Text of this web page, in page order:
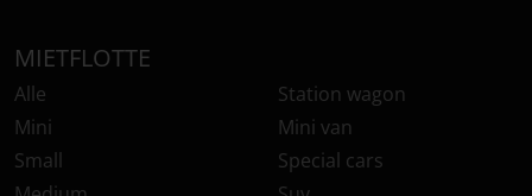
MIETFLOTTE
Alle
Mini
Small
Station wagon
Mini van
Special cars